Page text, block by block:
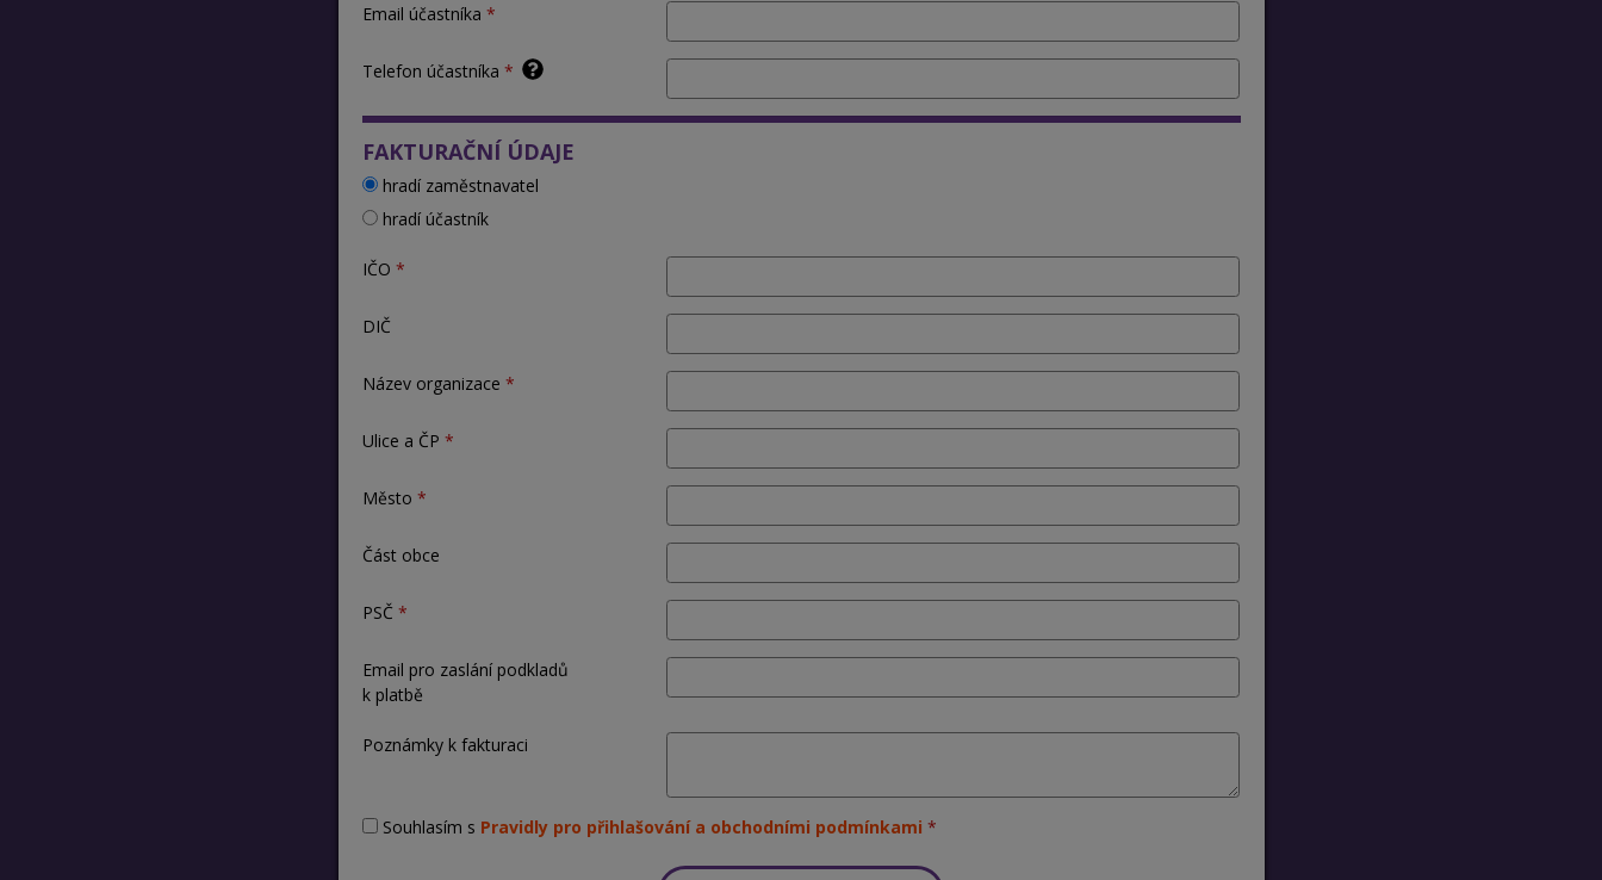
Email účastníka
Telefon účastníka
FAKTURAČNÍ ÚDAJE
hradí zaměstnavatel
hradí účastník
IČO
DIČ
Název organizace
Ulice a ČP
Město
Část obce
PSČ
Email pro zaslání podkladů
k platbě
Poznámky k fakturaci
Souhlasím s Pravidly pro přihlašování a obchodními podmínkami